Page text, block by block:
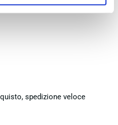
spedizione veloce